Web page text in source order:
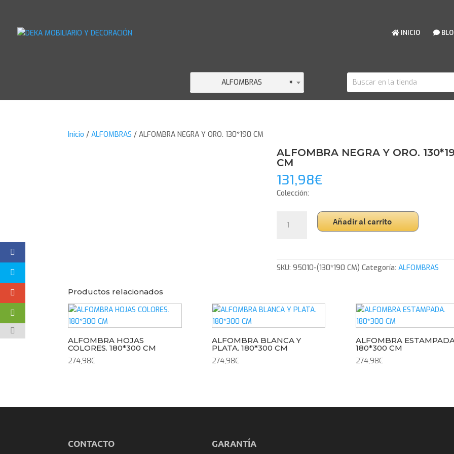
INICIO
×
ALFOMBRAS
Inicio /ALFOMBRAS / ALFOMBRA NEGRA Y ORO. 130*190 CM
ALFOMBRA NEGRA Y ORO.
CM
131,98€
Colección:
NEGRA
130*190
CM
Añadir al carrito
SKU:95010-(130*190 CM) Categoría:ALFOMBRAS
Productos relacionados
ALFOMBRA HOJAS
COLORES. 180*300 CM
274,98€
ALFOMBRA BLANCA Y
PLATA. 180*300 CM
274,98€
ALFOMBRA
180*300 CM
274,98€
CONTACTO GARANTÍA